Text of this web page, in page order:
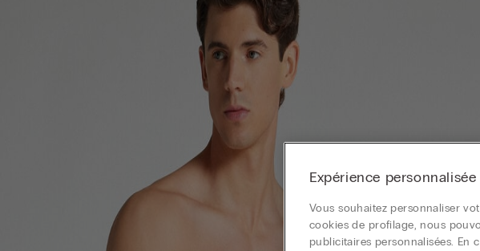
Expérience personnalisée
Vous souhaitez personnaliser
cookies de profilage, nous
publicitaires personnalisées. En